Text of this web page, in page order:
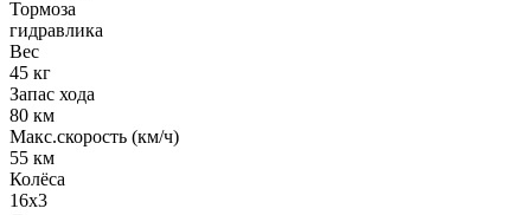
Тормоза
гидравлика
Вес
45 кг
Запас хода
80 км
Макс.скорость (км/ч)
55 км
Колёса
16х3